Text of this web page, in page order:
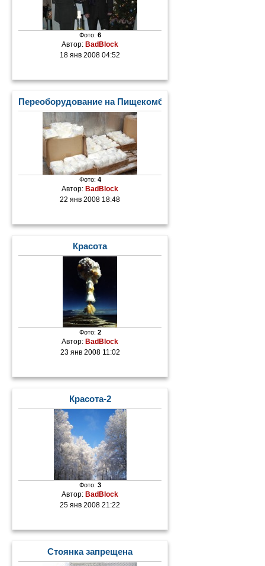
Фото: 6
Автор:BadBlock
18 янв 2008 04:52
Переоборудование на Пищекомбинате
Фото: 4
Автор: BadBlock
22 янв 2008 18:48
Красота
Фото: 2
Автор: BadBlock
23 янв 2008 11:02
Красота-2
Фото: 3
Автор: BadBlock
25 янв 2008 21:22
Стоянка запрещена